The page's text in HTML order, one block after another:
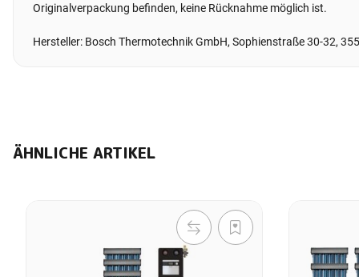
Originalverpackung befinden, keine Rücknahme möglich ist.
Hersteller: Bosch Thermotechnik GmbH, Sophienstraße 30-32,
ÄHNLICHE ARTIKEL